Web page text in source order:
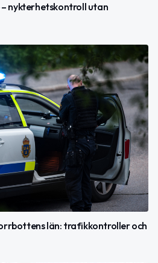
nykterhetskontroll utan
län: trafikkontroller och